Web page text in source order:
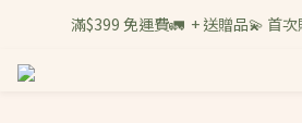
滿$399 免運費🚛  + 送贈品💫 首